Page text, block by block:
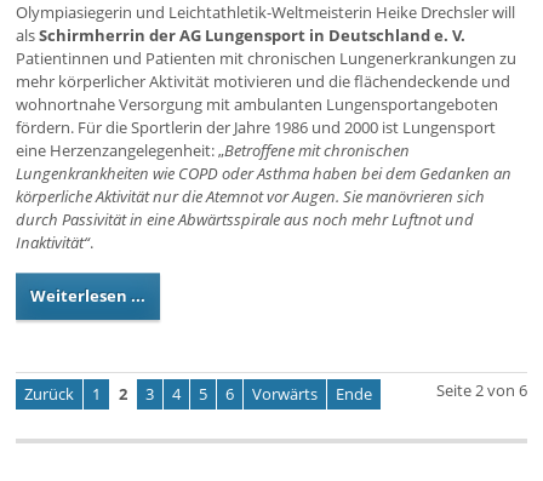
Olympiasiegerin und Leichtathletik-Weltmeisterin Heike Drechsler will
alsSchirmherrin der AG Lungensport in Deutschland e. V.
Patientinnen und Patienten mit chronischen Lungenerkrankungen zu
mehr körperlicher Aktivität motivieren und die flächendeckende und
wohnortnahe Versorgung mit ambulanten Lungensportangeboten
fördern. Für die Sportlerin der Jahre 1986 und 2000 ist Lungensport
eine Herzenzangelegenheit: „Betroffene mit chronischen
Lungenkrankheiten wie COPD oder Asthma haben bei dem Gedanken an
körperliche Aktivität nur die Atemnot vor Augen. Sie manövrieren sich
durch Passivität in eine Abwärtsspirale aus noch mehr Luftnot und
Inaktivität“.
Weiterlesen ...
Seite 2 von 6
Zurück 1 2 3 4 5 6 Vorwärts Ende